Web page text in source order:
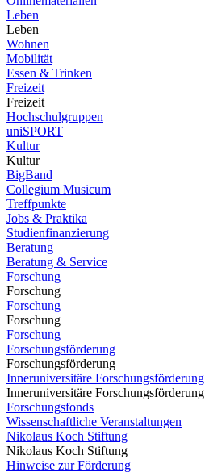
Leben
Leben
Wohnen
Mobilität
Essen & Trinken
Freizeit
Freizeit
Hochschulgruppen
uniSPORT
Kultur
Kultur
BigBand
Collegium Musicum
Treffpunkte
Jobs & Praktika
Studienfinanzierung
Beratung
Beratung & Service
Forschung
Forschung
Forschung
Forschung
Forschung
Forschungsförderung
Forschungsförderung
Inneruniversitäre Forschungsförderung
Inneruniversitäre Forschungsförderung
Forschungsfonds
Wissenschaftliche Veranstaltungen
Nikolaus Koch Stiftung
Nikolaus Koch Stiftung
Hinweise zur Förderung